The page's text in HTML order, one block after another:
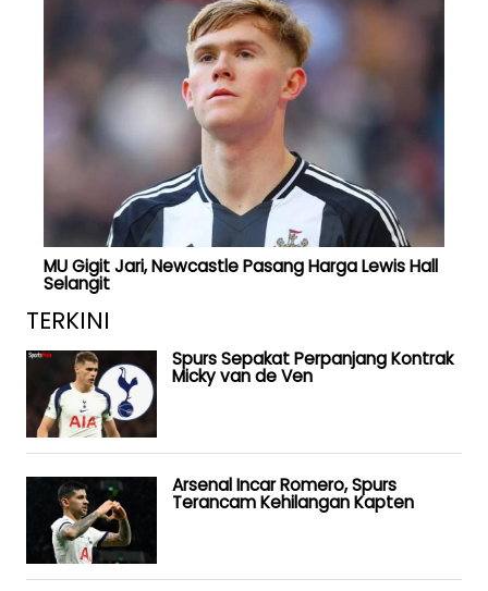
MU Gigit Jari, Newcastle Pasang Harga Lewis Hall
Selangit
TERKINI
Spurs Sepakat Perpanjang Kontrak
Micky van de Ven
Arsenal Incar Romero, Spurs
Terancam Kehilangan Kapten